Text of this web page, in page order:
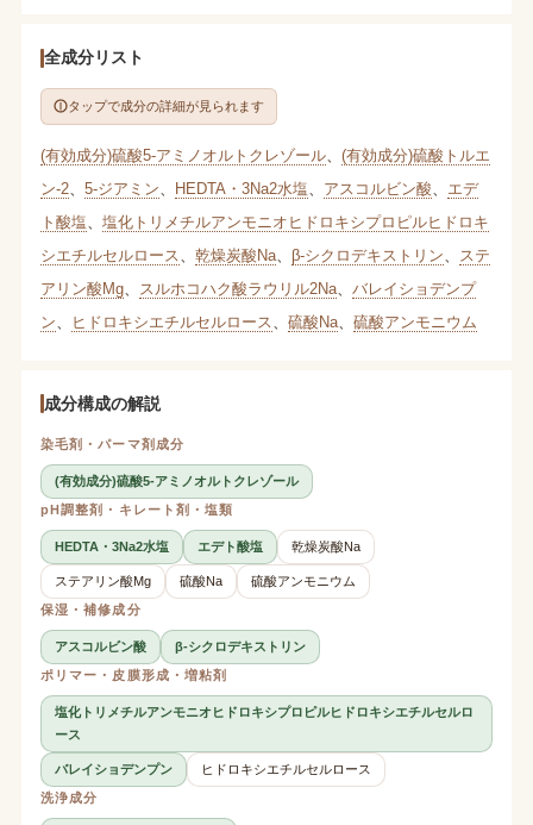
全成分リスト
タップで成分の詳細が見られます
(有効成分)硫酸5-アミノオルトクレゾール、 (有効成分)硫酸トルエ
ン-2、 5-ジアミン HEDTA・3Na2水塩 アスコルビン酸
エデ
ト酸塩
塩化トリメチルアンモニオヒドロキシプロピルヒドロキ
シエチルセルロース
乾燥炭酸Na、 β-シクロデキストリン
ステ
アリン酸Mg、 スルホコハク酸ラウリル2Na、 バレイショデンプ
ン
ヒドロキシエチルセルロース 硫酸Na、 硫酸アンモニウム
成分構成の解説
染毛剤・パーマ剤成分
(有効成分)硫酸5-アミノオルトクレゾール
pH調整剤・キレート剤・塩類
HEDTA・3Na2水塩 エデト酸塩 乾燥炭酸Na
ステアリン酸Mg 硫酸Na
硫酸アンモニウム
保湿・補修成分
アスコルビン酸
β-シクロデキストリン
ポリマー・皮膜形成・増粘剤
塩化トリメチルアンモニオヒドロキシプロピルヒドロキシエチルセルロ
ース
バレイショデンプン
ヒドロキシエチルセルロース
洗浄成分